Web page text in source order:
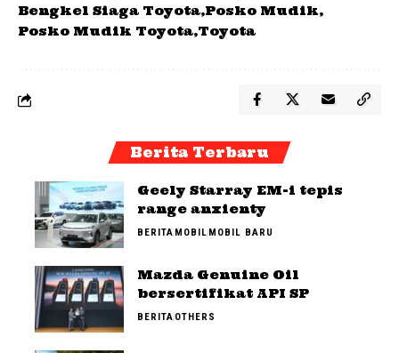
Bengkel Siaga Toyota Posko Mudik
Posko Mudik Toyota Toyota
Berita Terbaru
Geely Starray EM-i tepis
range anxienty
BERITAMOBILMOBIL BARU
Mazda Genuine Oil
bersertifikat API SP
BERITAOTHERS